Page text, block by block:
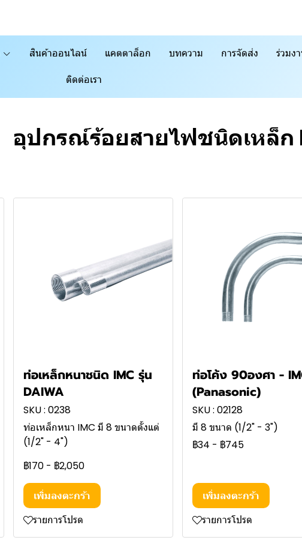
สินค้าออนไลน์ แคตตาล็อก บทความ การจัดส่ง ร่วมง
ติดต่อเรา
อุปกรณ์ร้อยสายไฟชนิดเหล็ก
ท่อเหล็กหนาชนิด IMC รุ่น
DAIWA
SKU : 0238
ท่อเหล็กหนา IMC มี 8 ขนาดตั้งแต่
(1/2" - 4")
฿170 - ฿2,050
เพิ่มลงตะกร้า
รายการโปรด
ท่อโค้ง 90องศา -
(Panasonic)
SKU : 02128
มี 8 ขนาด (1/2" - 3")
฿34 - ฿745
เพิ่มลงตะกร้า
รายการโปรด